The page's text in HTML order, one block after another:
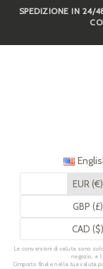
SkipSPEDIZIONE IN 24/
EUR (€)
GBP (£)
CAD ($)
Le conversioni di valuta sono
negozio, e
L’importo finale nella tua valuta